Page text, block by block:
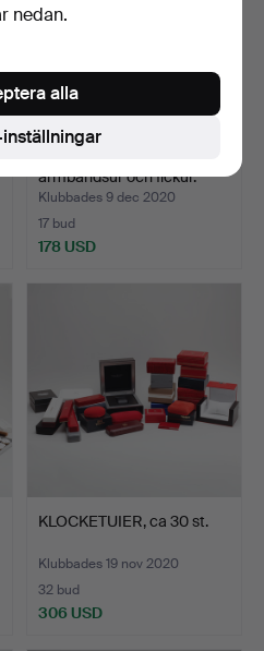
armbandsur och fickur.
Klubbades 9 dec 2020
17 bud
178 USD
KLOCKETUIER, ca 30 st.
Klubbades 19 nov 2020
32 bud
306 USD
nedan.
alla